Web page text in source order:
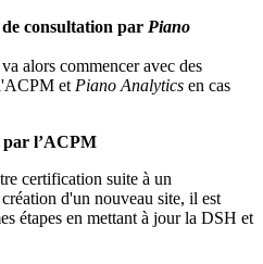
consultation par Piano
alors commencer avec des
et Piano Analytics en cas
par l’ACPM
certification suite à un
d'un nouveau site, il est
étapes en mettant à jour la DSH et